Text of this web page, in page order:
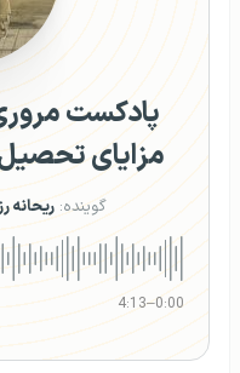
پادکست
مزایای
گوینده:ریحانه
0:00
–
4:13